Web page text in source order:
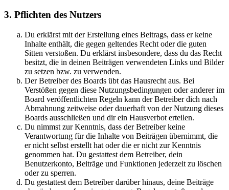
3. Pflichten des Nutzers
Du erklärst mit der Erstellung eines Beitrags, dass er keine
Inhalte enthält, die gegen geltendes Recht oder die guten
Sitten verstoßen. Du erklärst insbesondere, dass du das Recht
besitzt, die in deinen Beiträgen verwendeten Links und Bilder
zu setzen bzw. zu verwenden.
Der Betreiber des Boards übt das Hausrecht aus. Bei
Verstößen gegen diese Nutzungsbedingungen oder anderer im
Board veröffentlichten Regeln kann der Betreiber dich nach
Abmahnung zeitweise oder dauerhaft von der Nutzung dieses
Boards ausschließen und dir ein Hausverbot erteilen.
Du nimmst zur Kenntnis, dass der Betreiber keine
Verantwortung für die Inhalte von Beiträgen übernimmt, die
er nicht selbst erstellt hat oder die er nicht zur Kenntnis
genommen hat. Du gestattest dem Betreiber, dein
Benutzerkonto, Beiträge und Funktionen jederzeit zu löschen
oder zu sperren.
Du gestattest dem Betreiber darüber hinaus, deine Beiträge